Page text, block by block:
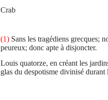
Crab
(1) Sans les tragédiens grecques;
peureux; donc apte à disjoncter.
Louis quatorze, en créant les
glas du despotisme divinisé durant